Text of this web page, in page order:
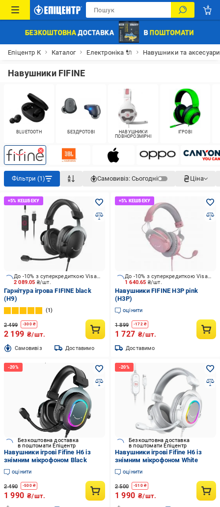
Епіцентр К Каталог Електроніка 🔌 Навушники та аксесуари
Навушники FIFINE
BLUETOOTH БЕЗДРОТОВІ
НАВУШНИКИ
ПОВНОРОЗМІРНІ
ІГРОВІ
Фільтри (1) Самовивіз: Сьогодні Ціна
2 089.05 ₴/шт.
До -10% з суперкредиткою Visa Вигода
Гарнітура ігрова FIFINE black
(H9)
1
2 499 -300₴
2 199 ₴/шт.
Cамовивіз Доставимо
1 640.65 ₴/шт.
До -10% з суперкредиткою Visa Вигода
Навушники FIFINE H3P pink
(H3P)
оцінити
1 899 -172₴
1 727 ₴/шт.
Доставимо
Безкоштовна доставка
в поштомати Епіцентр
Навушники ігрові Fifine H6 із
знімним мікрофоном Black
оцінити
2 490 -500₴
1 990 ₴/шт.
Безкоштовна доставка
в поштомати Епіцентр
Навушники ігрові Fifine H6 із
знімним мікрофоном White
оцінити
2 500 -510₴
1 990 ₴/шт.